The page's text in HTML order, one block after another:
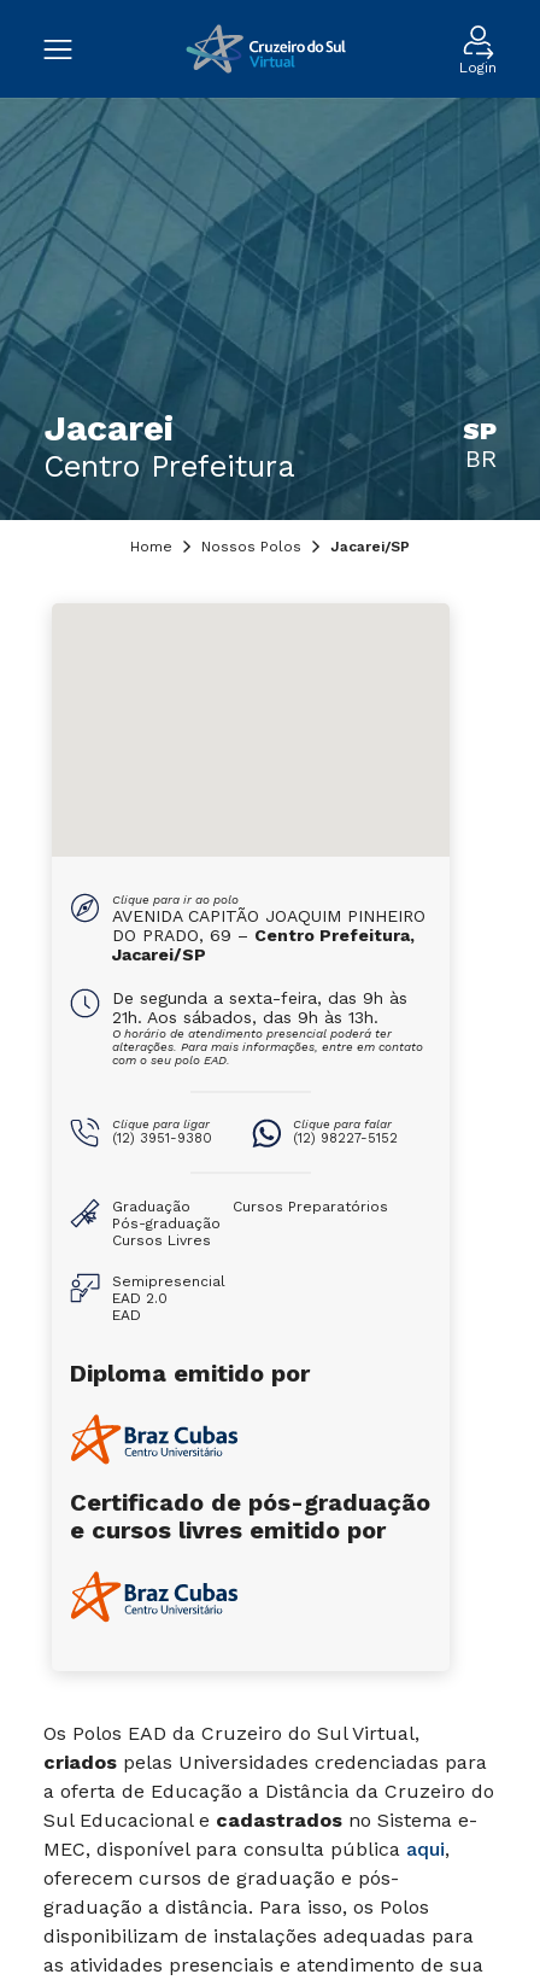
Login
Jacarei
Centro Prefeitura
SP
BR
Home Nossos Polos Jacarei/SP
Os Polos EAD da Cruzeiro do Sul Virtual,
criados pelas Universidades credenciadas para
a oferta de Educação a Distância da Cruzeiro do
Sul Educacional e cadastrados no Sistema e-
MEC, disponível para consulta pública aqui,
oferecem cursos de graduação e pós-
graduação a distância. Para isso, os Polos
disponibilizam de instalações adequadas para
as atividades presenciais e atendimento de sua
Clique para ir ao polo
AVENIDA CAPITÃO JOAQUIM PINHEIRO
DO PRADO, 69 – Centro Prefeitura,
Jacarei/SP
De segunda a sexta-feira, das 9h às
21h. Aos sábados, das 9h às 13h.
O horário de atendimento presencial poderá ter
alterações. Para mais informações, entre em contato
com o seu polo EAD.
Clique para ligar
(12) 3951-9380
Clique para falar
(12) 98227-5152
Graduação
Pós-graduação
Cursos Livres
Cursos Preparatórios
Semipresencial
EAD 2.0
EAD
Diploma emitido por
Certificado de pós-graduação
e cursos livres emitido por